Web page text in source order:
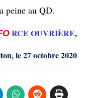
peine au QD.
RCE OUVRIÈRE,
le 27 octobre 2020